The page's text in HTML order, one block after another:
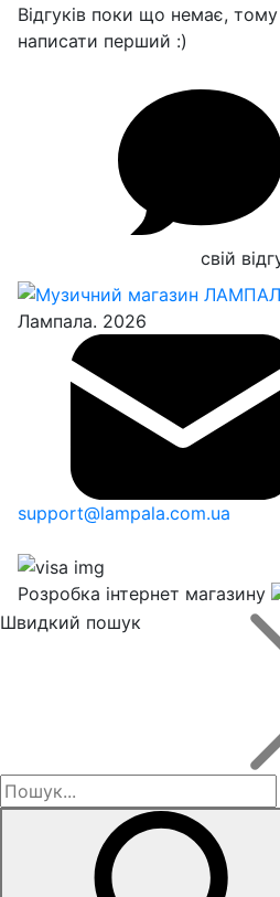
Відгуків поки що немає,
написати перший :)
свій
Лампала. 2026
support@lampala.com.ua
Розробка інтернет магазину
Швидкий пошук